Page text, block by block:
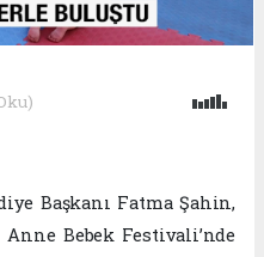
Başkanı Fatma Şahin,
Bebek Festivali’nde